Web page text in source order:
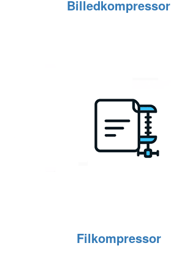
Billedkompressor
Filkompressor